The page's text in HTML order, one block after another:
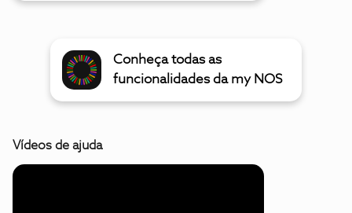
Conheça todas as
funcionalidades da my NOS
Vídeos de ajuda